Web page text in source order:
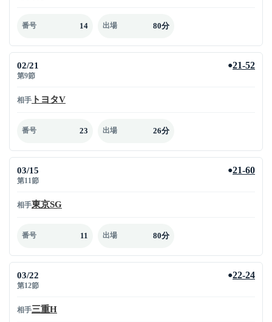
番号 14 出場 80分
02/21
第9節
●21-52
相手 トヨタV
番号 23 出場 26分
03/15
第11節
●21-60
相手東京SG
番号 11 出場 80分
03/22
第12節
●22-24
相手三重H